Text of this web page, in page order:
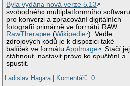
Byla vydána nová verze 5.13
svobodného multiplatformního softwaru
pro konverzi a zpracování digitálních
fotografií primárně ve formátů RAW
RawTherapee (Wikipedie ). Vedle
zdrojových kódů je k dispozici také
balíček ve formátuAppImage
. Stačí jej
stáhnout, nastavit právo ke spuštění a
spustit.
Ladislav Hagara| Komentářů: 0